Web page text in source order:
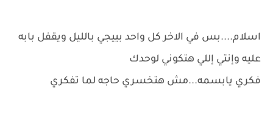
اسلام....بس في الاخر كل واحد بييجي بالليل ويقفل بابه
عليه وإنتي إللي هتكوني لوحدك
فكري يابسمه...مش هتخسري حاجه لما تفكري